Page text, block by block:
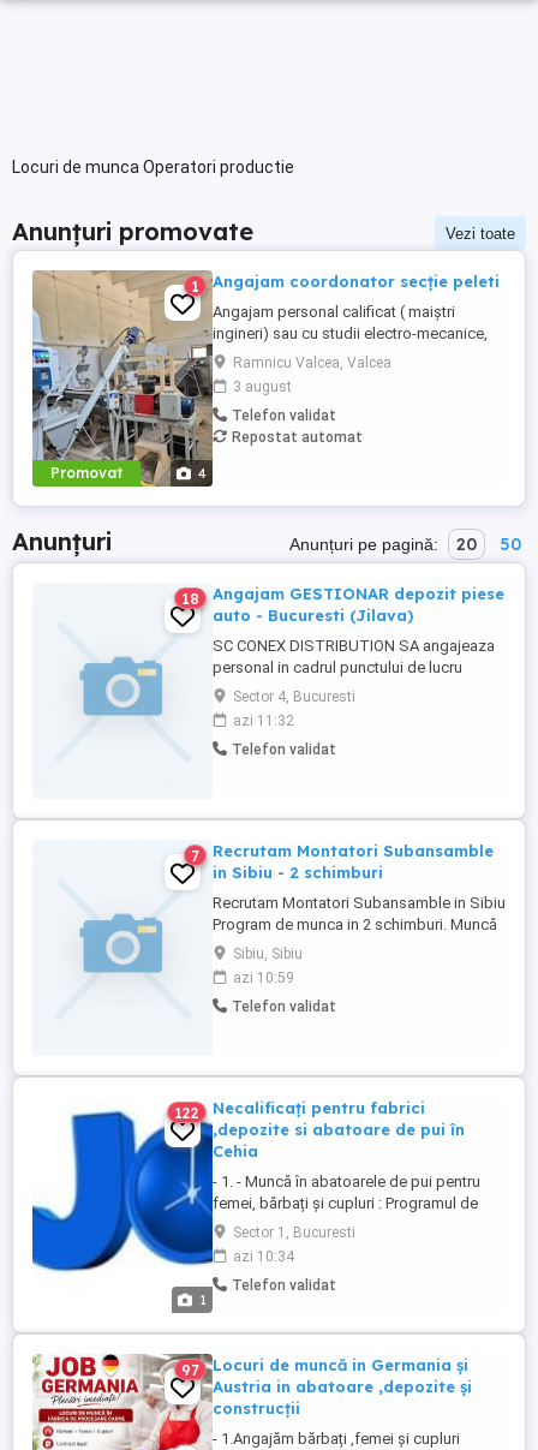
Locuri de munca Operatori productie
Anunțuri promovate Vezi toate
Promovat 4
1 Angajam coordonator secție peleti
Angajam personal calificat ( maiștri
ingineri) sau cu studii electro-mecanice,
pentru secția de productie peleți, situată
in localitatea Brezoi-Valcea! Salariul minim
asigurat este 4200 lei net precum si
bonusuri de performanță! Pentru alte
detalii va rog sa ma contactați! Mihai-
Ramnicu Valcea, Valcea
3 august
Telefon validat
Repostat automat
Anunțuri Anunțuri pe pagină: 20 50
18
Angajam GESTIONAR depozit piese
auto - Bucuresti (Jilava)
SC CONEX DISTRIBUTION SA angajeaza
personal in cadrul punctului de lucru
Bucuretsi (jilava) Compania este infiintata
in anul 2003 si are ca domeniu de
activitate distributia de piese auto si
consumabile pentru autoturisme.
Sector 4, Bucuresti
azi 11:32
Telefon validat
7
Recrutam Montatori Subansamble
in Sibiu - 2 schimburi
Recrutam Montatori Subansamble in Sibiu
Program de munca in 2 schimburi. Muncă
confortabila: Se lucrează de pe scaun.
Beneficii: - Salariul negociabil in functie de
experienta; - Tichete de masa 45 Ron zi; -
Bonus de productivitate; - Prima de
Sibiu, Sibiu
azi 10:59
Telefon validat
1
122
Necalificați pentru fabrici
,depozite si abatoare de pui în
Cehia
- 1. - Muncă în abatoarele de pui pentru
femei, bărbați și cupluri : Programul de
lucru este de 12 ore in schimb de zi și
noapte de luni până vineri și duminică pină
vineri sunteți plătiți cu 170 coroane pe oră
(34 Ron ora) iar cazarea se retrage din
veți primi ...
Sector 1, Bucuresti
azi 10:34
Telefon validat
97
Locuri de muncă in Germania și
Austria in abatoare ,depozite și
construcții
- 1.Angajăm bărbați ,femei și cupluri